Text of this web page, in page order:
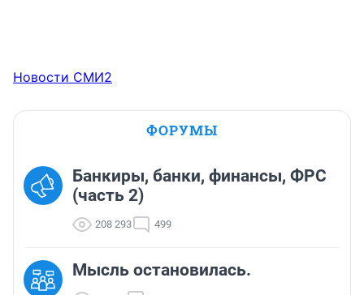
Новости СМИ2
ФОРУМЫ
Банкиры, банки, финансы, ФРС
(часть 2)
208 293 499
Мысль остановилась.